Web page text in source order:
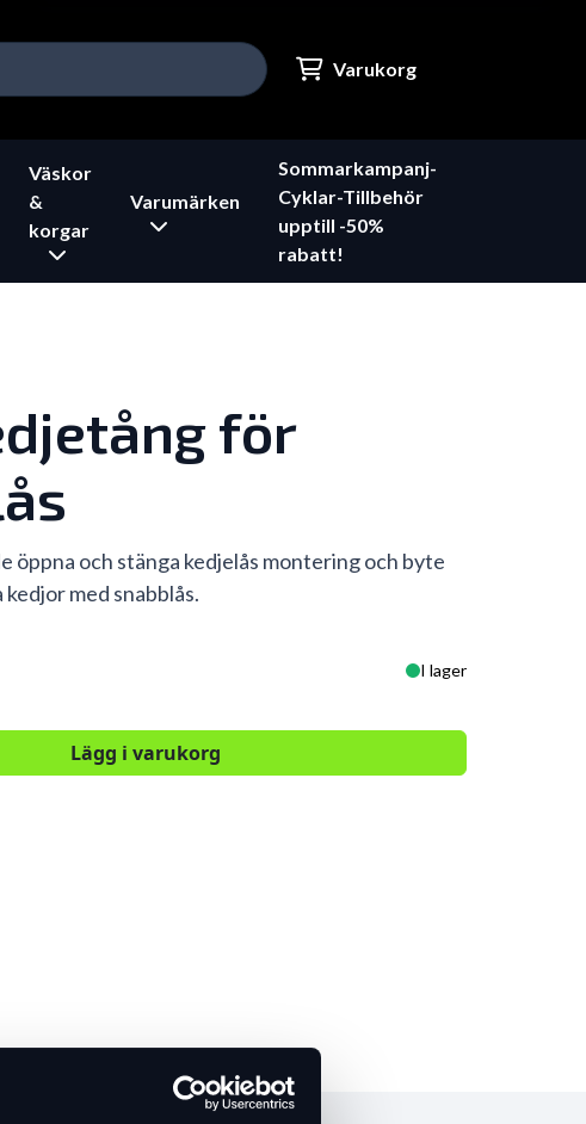
Varukorg
Väskor
&
korgar
Varumärken
Sommarkampanj-
Cyklar-Tillbehör
upptill -50%
rabatt!
för
öppna och stänga kedjelås montering och byte
kedjor med snabblås.
I lager
Lägg i varukorg